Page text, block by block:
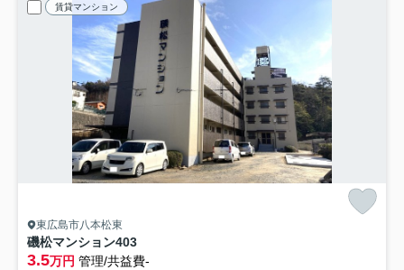
賃貸マンション
東広島市八本松東
磯松マンション403
3.5万円 管理/共益費-